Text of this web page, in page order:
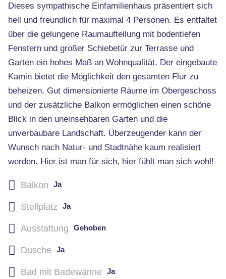
Dieses sympathische Einfamilienhaus präsentiert sich
hell und freundlich für maximal 4 Personen. Es entfaltet
über die gelungene Raumaufteilung mit bodentiefen
Fenstern und großer Schiebetür zur Terrasse und
Garten ein hohes Maß an Wohnqualität. Der eingebaute
Kamin bietet die Möglichkeit den gesamten Flur zu
beheizen. Gut dimensionierte Räume im Obergeschoss
und der zusätzliche Balkon ermöglichen einen schöne
Blick in den uneinsehbaren Garten und die
unverbaubare Landschaft. Überzeugender kann der
Wunsch nach Natur- und Stadtnähe kaum realisiert
werden. Hier ist man für sich, hier fühlt man sich wohl!
Balkon Ja
Stellplatz Ja
Ausstattung Gehoben
Dusche Ja
Bad mit Badewanne Ja